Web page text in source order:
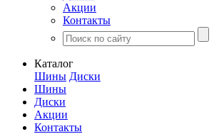
Акции
Контакты
Каталог
Шины Диски
Шины
Диски
Акции
Контакты